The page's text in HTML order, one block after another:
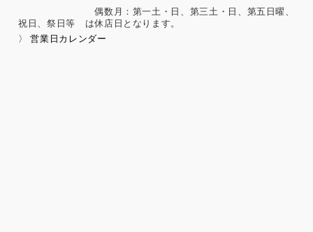
偶数月：第一土・日、第三土・日、第五日曜、
祝日、祭日等 は休店日となります。
〉 営業日カレンダー